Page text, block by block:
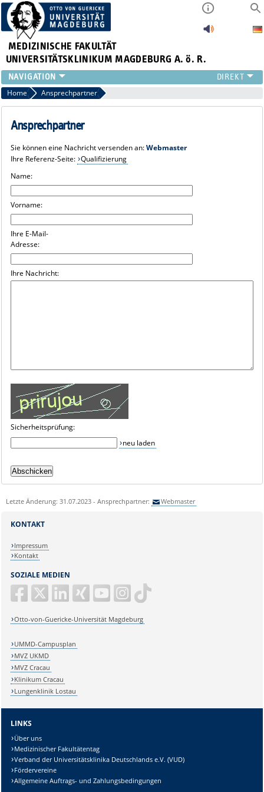
MEDIZINISCHE FAKULTÄT
UNIVERSITÄTSKLINIKUM MAGDEBURG A. ö. R.
INSTITUTE
KLINIKEN
ZENTRALE EINRICHTUNGEN
PRESSE
INTERNATIONAL
INTRANET
Home Ansprechpartner
Ansprechpartner
Sie können eine Nachricht versenden an:Webmaster
Ihre Referenz-Seite: Qualifizierung
Name:
Vorname:
Ihre E-Mail-
Adresse:
Ihre Nachricht:
Sicherheitsprüfung:
neu laden
Letzte Änderung: 31.07.2023 - Ansprechpartner: Webmaster
SOZIALE MEDIEN
Otto-von-Guericke-Universität Magdeburg
KONTAKT
Impressum
Kontakt
UMMD-Campusplan
MVZ UKMD
MVZ Cracau
Klinikum Cracau
Lungenklinik Lostau
LINKS
Über uns
Medizinischer Fakultätentag
Verband der Universitätsklinika Deutschlands e.V. (VUD)
Fördervereine
Allgemeine Auftrags- und Zahlungsbedingungen